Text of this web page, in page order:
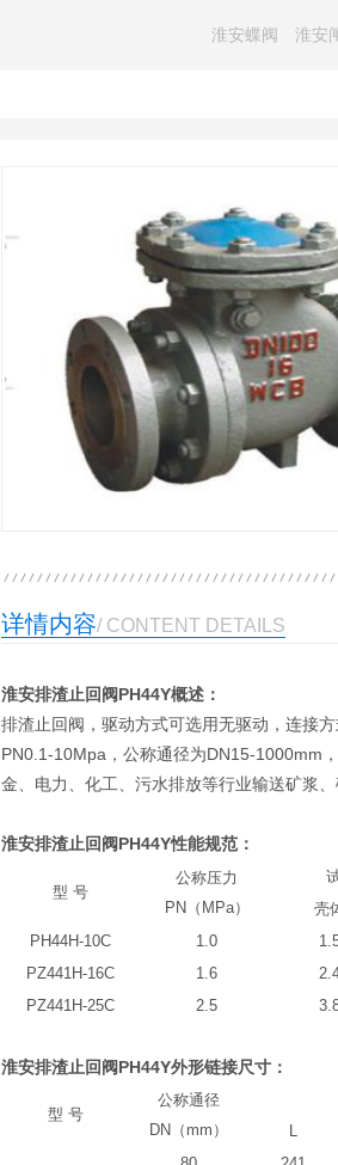
淮安蝶阀 淮安
详情内容/ CONTENT DETAILS
淮安排渣止回阀PH44Y概述：
排渣止回阀，驱动方式可选用无驱动，连接
PN0.1-10Mpa，公称通径为DN15-1000mm
金、电力、化工、污水排放等行业输送矿浆、
淮安排渣止回阀PH44Y性能规范：
型 号
公称压力
PN （ MPa）
壳
PH44H-10C
1.0
PZ441H-16C 1.6
PZ441H-25C
2.5
淮安排渣止回阀PH44Y外形链接尺寸：
型 号
公称通径
DN （ mm ） L